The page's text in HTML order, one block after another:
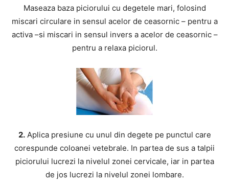
Maseaza baza piciorului cu degetele mari, folosind
miscari circulare in sensul acelor de ceasornic – pentru a
activa –si miscari in sensul invers a acelor de ceasornic –
pentru a relaxa piciorul.
2.Aplica presiune cu unul din degete pe punctul care
corespunde coloanei vetebrale. In partea de sus a talpii
piciorului lucrezi la nivelul zonei cervicale, iar in partea
de jos lucrezi la nivelul zonei lombare.